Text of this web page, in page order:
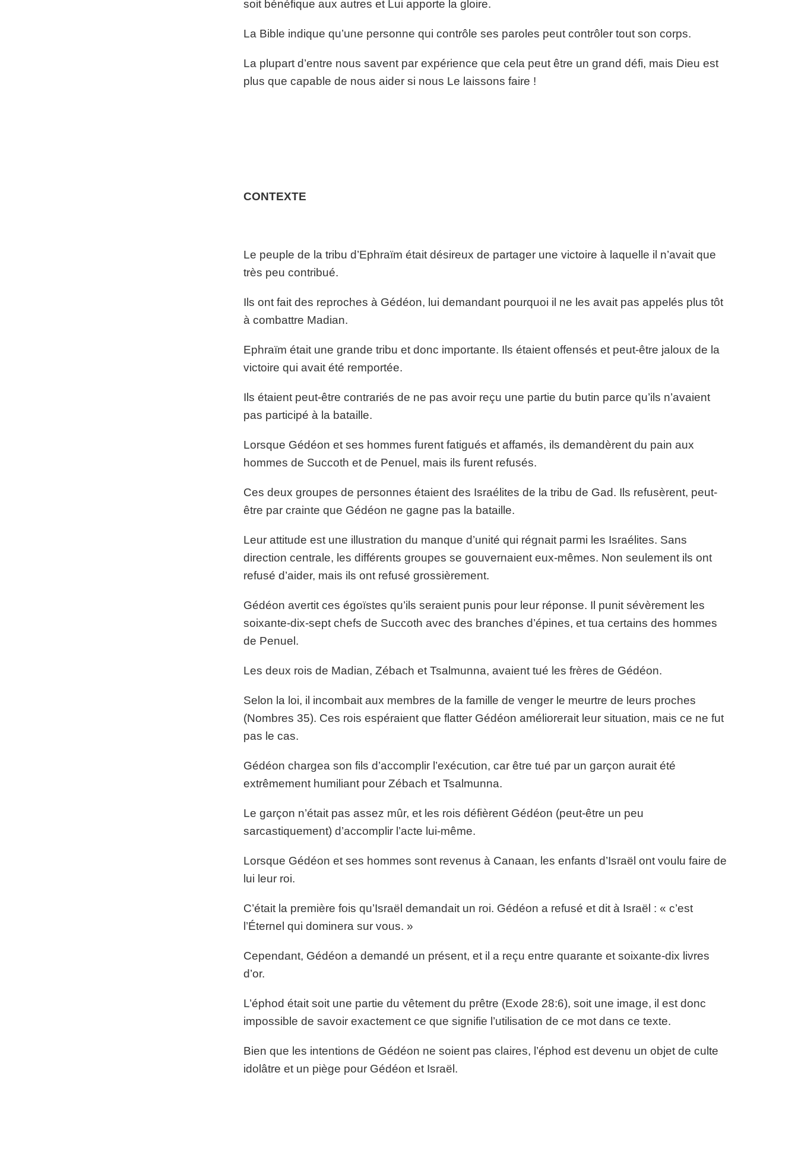
soit bénéfique aux autres et Lui apporte la gloire.
La Bible indique qu’une personne qui contrôle ses paroles peut contrôler tout son corps.
La plupart d’entre nous savent par expérience que cela peut être un grand défi, mais Dieu est
plus que capable de nous aider si nous Le laissons faire !
CONTEXTE
Le peuple de la tribu d’Ephraïm était désireux de partager une victoire à laquelle il n’avait que
très peu contribué.
Ils ont fait des reproches à Gédéon, lui demandant pourquoi il ne les avait pas appelés plus tôt
à combattre Madian.
Ephraïm était une grande tribu et donc importante. Ils étaient offensés et peut-être jaloux de la
victoire qui avait été remportée.
Ils étaient peut-être contrariés de ne pas avoir reçu une partie du butin parce qu’ils n’avaient
pas participé à la bataille.
Lorsque Gédéon et ses hommes furent fatigués et affamés, ils demandèrent du pain aux
hommes de Succoth et de Penuel, mais ils furent refusés.
Ces deux groupes de personnes étaient des Israélites de la tribu de Gad. Ils refusèrent, peut-
être par crainte que Gédéon ne gagne pas la bataille.
Leur attitude est une illustration du manque d’unité qui régnait parmi les Israélites. Sans
direction centrale, les différents groupes se gouvernaient eux-mêmes. Non seulement ils ont
refusé d’aider, mais ils ont refusé grossièrement.
Gédéon avertit ces égoïstes qu’ils seraient punis pour leur réponse. Il punit sévèrement les
soixante-dix-sept chefs de Succoth avec des branches d’épines, et tua certains des hommes
de Penuel.
Les deux rois de Madian, Zébach et Tsalmunna, avaient tué les frères de Gédéon.
Selon la loi, il incombait aux membres de la famille de venger le meurtre de leurs proches
(Nombres 35). Ces rois espéraient que flatter Gédéon améliorerait leur situation, mais ce ne fut
pas le cas.
Gédéon chargea son fils d’accomplir l’exécution, car être tué par un garçon aurait été
extrêmement humiliant pour Zébach et Tsalmunna.
Le garçon n’était pas assez mûr, et les rois défièrent Gédéon (peut-être un peu
sarcastiquement) d’accomplir l’acte lui-même.
Lorsque Gédéon et ses hommes sont revenus à Canaan, les enfants d’Israël ont voulu faire de
lui leur roi.
C’était la première fois qu’Israël demandait un roi. Gédéon a refusé et dit à Israël : « c’est
l’Éternel qui dominera sur vous. »
Cependant, Gédéon a demandé un présent, et il a reçu entre quarante et soixante-dix livres
d’or.
L’éphod était soit une partie du vêtement du prêtre (Exode 28:6), soit une image, il est donc
impossible de savoir exactement ce que signifie l’utilisation de ce mot dans ce texte.
Bien que les intentions de Gédéon ne soient pas claires, l’éphod est devenu un objet de culte
idolâtre et un piège pour Gédéon et Israël.